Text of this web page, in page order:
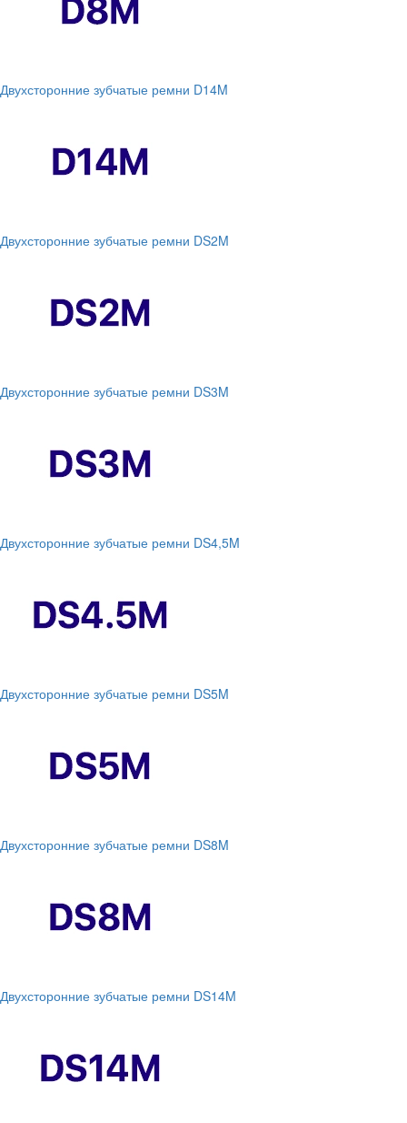
Двухсторонние зубчатые ремни D14M
Двухсторонние зубчатые ремни DS2M
Двухсторонние зубчатые ремни DS3M
Двухсторонние зубчатые ремни DS4,5M
Двухсторонние зубчатые ремни DS5M
Двухсторонние зубчатые ремни DS8M
Двухсторонние зубчатые ремни DS14M